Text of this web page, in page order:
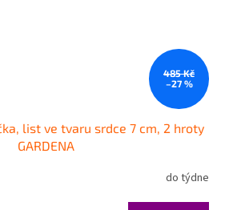
485 Kč
–27 %
list ve tvaru srdce 7 cm, 2 hroty
GARDENA
do týdne